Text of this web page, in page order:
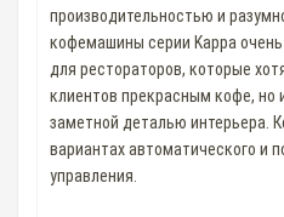
производительностью и
кофемашины серии Kappa
для рестораторов, которые
клиентов прекрасным кофе, но
заметной деталью интерьера.
вариантах автоматического и
управления.